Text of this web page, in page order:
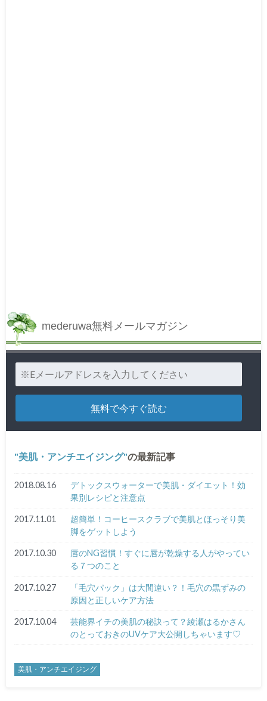
mederuwa無料メールマガジン
美肌・アンチエイジング の最新記事
2018.08.16
デトックスウォーターで美肌・ダイエット！効
果別レシピと注意点
2017.11.01
超簡単！コーヒースクラブで美肌とほっそり美
脚をゲットしよう
2017.10.30
唇のNG習慣！すぐに唇が乾燥する人がやってい
る７つのこと
2017.10.27
「毛穴パック」は大間違い？！毛穴の黒ずみの
原因と正しいケア方法
2017.10.04
芸能界イチの美肌の秘訣って？綾瀬はるかさん
のとっておきのUVケア大公開しちゃいます♡
美肌・アンチエイジング